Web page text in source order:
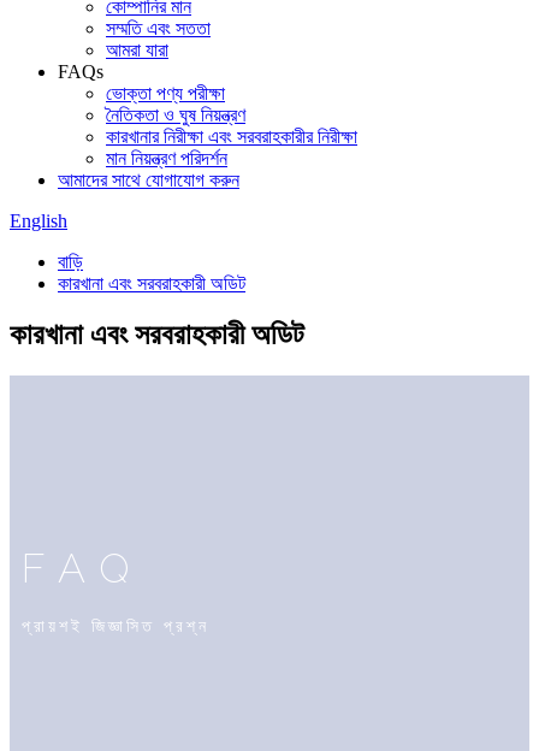
কোম্পানির মান
সম্মতি এবং সততা
আমরা যারা
FAQs
ভোক্তা পণ্য পরীক্ষা
নৈতিকতা ও ঘুষ নিয়ন্ত্রণ
কারখানার নিরীক্ষা এবং সরবরাহকারীর নিরীক্ষা
মান নিয়ন্ত্রণ পরিদর্শন
আমাদের সাথে যোগাযোগ করুন
English
বাড়ি
কারখানা এবং সরবরাহকারী অডিট
কারখানা এবং সরবরাহকারী অডিট
FAQ
প্রায়শই জিজ্ঞাসিত প্রশ্ন